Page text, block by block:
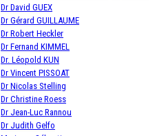
Dr David GUEX
Dr Gérard GUILLAUME
Dr Robert Heckler
Dr Fernand KIMMEL
Dr. Léopold KUN
Dr Vincent PISSOAT
Dr Nicolas Stelling
Dr Christine Roess
Dr Jean-Luc Rannou
Dr Judith Gelfo